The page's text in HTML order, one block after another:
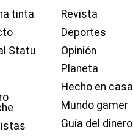
tinta
Statu
Revista
Deportes
Opinión
Planeta
Hecho en casa
Mundo gamer
Guía del dinero